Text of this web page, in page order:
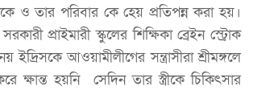
ও তার পরিবার কে হেয় প্রতিপন্ন করা হয়।
প্রাইমারী স্কুলের শিক্ষিকা ব্রেইন স্ট্রোক
আওয়ামীলীগের সন্ত্রাসীরা শ্রীমঙ্গলে
ক্ষান্ত হয়নি সেদিন তার স্ত্রীকে চিকিৎসার